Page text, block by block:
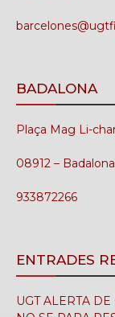
BADALONA
Plaça Mag Li-
08912 –
933872266
ENTRADES
UGT ALERTA